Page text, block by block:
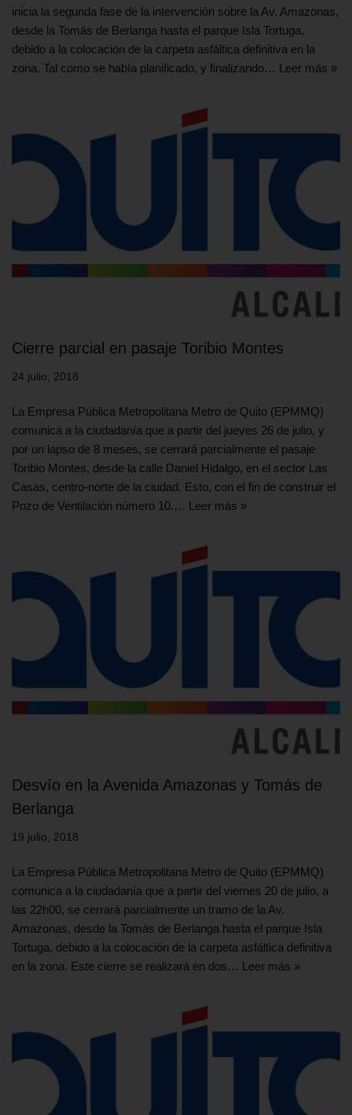
inicia la segunda fase de la intervención sobre la Av. Amazonas,
desde la Tomás de Berlanga hasta el parque Isla Tortuga,
debido a la colocación de la carpeta asfáltica definitiva en la
zona. Tal como se había planificado, y finalizando… Leer más »
Cierre parcial en pasaje Toribio Montes
24 julio, 2018
La Empresa Pública Metropolitana Metro de Quito (EPMMQ)
comunica a la ciudadanía que a partir del jueves 26 de julio, y
por un lapso de 8 meses, se cerrará parcialmente el pasaje
Toribio Montes, desde la calle Daniel Hidalgo, en el sector Las
Casas, centro-norte de la ciudad. Esto, con el fin de construir el
Pozo de Ventilación número 10.… Leer más »
Desvío en la Avenida Amazonas y Tomás de
Berlanga
19 julio, 2018
La Empresa Pública Metropolitana Metro de Quito (EPMMQ)
comunica a la ciudadanía que a partir del viernes 20 de julio, a
las 22h00, se cerrará parcialmente un tramo de la Av.
Amazonas, desde la Tomás de Berlanga hasta el parque Isla
Tortuga, debido a la colocación de la carpeta asfáltica definitiva
en la zona. Este cierre se realizará en dos… Leer más »